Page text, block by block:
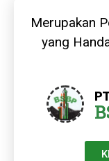
Merupakan
yang